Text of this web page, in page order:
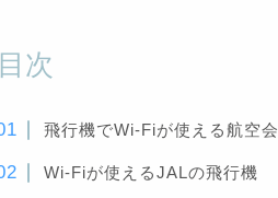
目次
飛行機でWi-Fiが使える航空
Wi-Fiが使えるJALの飛行機